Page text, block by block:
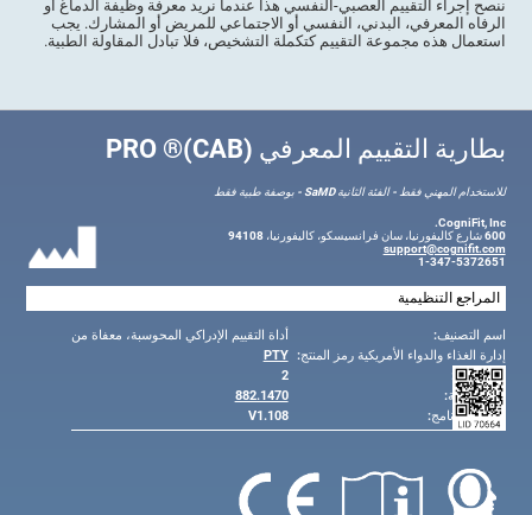
ننصح إجراء التقييم العصبي-النفسي هذا عندما نريد معرفة وظيفة الدماغ أو
الرفاه المعرفي، البدني، النفسي أو الاجتماعي للمريض أو المشارك. يجب
استعمال هذه مجموعة التقييم كتكملة التشخيص، فلا تبادل المقاولة الطبية.
بطارية التقييم المعرفي (CAB)® PRO
للاستخدام المهني فقط - الفئة الثانية SaMD - بوصفة طبية فقط
CogniFit, Inc.
600 شارع كاليفورنيا، سان فرانسيسكو، كاليفورنيا، 94108
support@cognifit.com
1-347-5372651
المراجع التنظيمية
اسم التصنيف:
أداة التقييم الإدراكي المحوسبة، معفاة من
إدارة الغذاء والدواء الأمريكية رمز المنتج: PTY
فئة الجهاز:
2
رقم اللائحة:
882.1470
إصدار البرنامج:
V1.108